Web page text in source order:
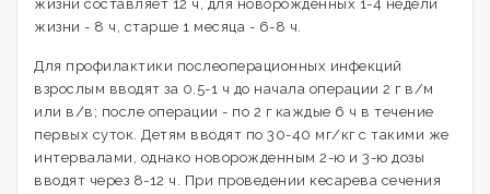
жизни составляет 12 ч, для новорожденных 1-4 недели
жизни - 8 ч, старше 1 месяца - 6-8 ч.
Для профилактики послеоперационных инфекций
взрослым вводят за 0.5-1 ч до начала операции 2 г в/м
или в/в; после операции - по 2 г каждые 6 ч в течение
первых суток. Детям вводят по 30-40 мг/кг с такими же
интервалами, однако новорожденным 2-ю и 3-ю дозы
вводят через 8-12 ч. При проведении кесарева сечения